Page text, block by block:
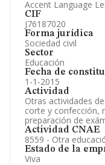
Accent Language
CIF
J76187020
Forma jurídica
Sociedad civil
Sector
Educación
Fecha de
1-1-2015
Actividad
Otras actividades
corte y confección,
preparación de
Actividad CNAE
8559 - Otra
Estado de la
Viva